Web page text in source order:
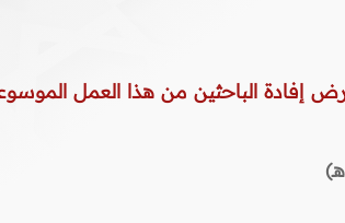
إفادة الباحثين من هذا العمل